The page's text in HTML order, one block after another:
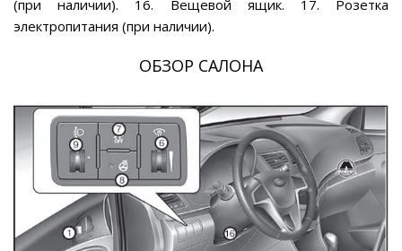
(при наличии). 16. Вещевой ящик. 17. Розетка
электропитания (при наличии).
ОБЗОР САЛОНА